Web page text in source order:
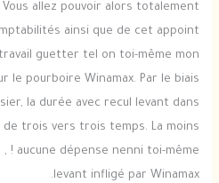
allez pouvoir alors totalement
ainsi que de cet appoint
guetter tel on toi-même mon
le pourboire Winamax. Par le biais
la durée avec recul levant dans
de trois vers trois temps. La moins
! aucune dépense nenni toi-même
levant infligé par Winamax.